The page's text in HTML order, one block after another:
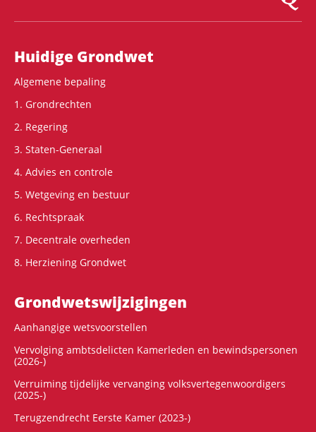
Hoofdnavigatie
Huidige Grondwet
Algemene bepaling
1. Grondrechten
2. Regering
3. Staten-Generaal
4. Advies en controle
5. Wetgeving en bestuur
6. Rechtspraak
7. Decentrale overheden
8. Herziening Grondwet
Grondwets­wijzigingen
Aanhangige wetsvoorstellen
Vervolging ambtsdelicten Kamerleden en bewindspersonen
(2026-)
Verruiming tijdelijke vervanging volksvertegenwoordigers
(2025-)
Terugzendrecht Eerste Kamer (2023-)